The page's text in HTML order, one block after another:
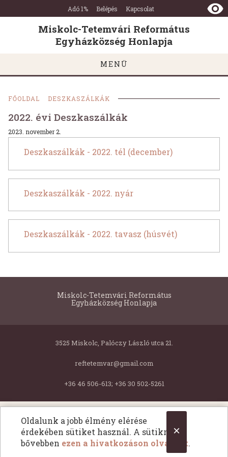
×
Oldalunk a jobb élmény elérése
érdekében sütiket használ. A sütikről
bővebben ezen a hivatkozáson olvashat.
Miskolc-
Tetemvári
Református
Egyházközség
Honlapja
Ugrás a tartalomra
Ugrás a láblécre
Adó 1% Belépés Kapcsolat
Miskolc-Tetemvári Református
Egyházközség Honlapja
MENÜ
FŐOLDAL DESZKASZÁLKÁK
2022. évi Deszkaszálkák
2023. november 2.
Deszkaszálkák - 2022. tél (december)
Deszkaszálkák - 2022. nyár
Deszkaszálkák - 2022. tavasz (húsvét)
Miskolc-Tetemvári Református
Egyházközség Honlapja
3525 Miskolc, Palóczy László utca 21.
reftetemvar@gmail.com
+36 46 506-613; +36 30 502-5261
Copyright © 2026 Miskolc-Tetemvári Református Egyházközség Honlapja. Minden jog fentartva.
All Rights Reserved.